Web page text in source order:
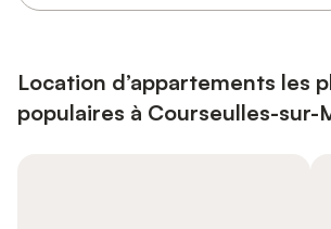
Location d’appartements les
populaires à Courseulles-sur-